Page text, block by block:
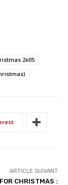
2x05
ARTICLE SUIVANT
CHRISTMAS :